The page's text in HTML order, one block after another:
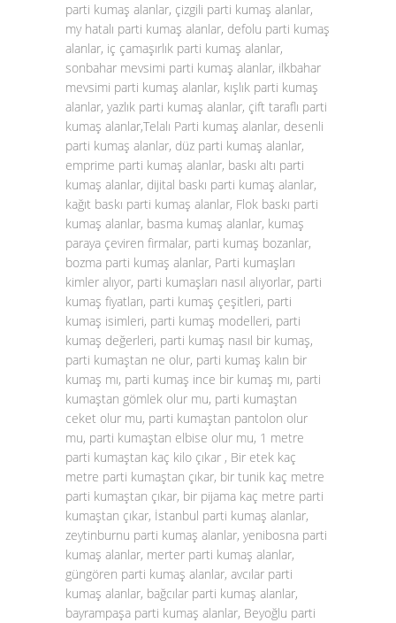
parti kumaş alanlar, çizgili parti kumaş alanlar,
my hatalı parti kumaş alanlar, defolu parti kumaş
alanlar, iç çamaşırlık parti kumaş alanlar,
sonbahar mevsimi parti kumaş alanlar, ilkbahar
mevsimi parti kumaş alanlar, kışlık parti kumaş
alanlar, yazlık parti kumaş alanlar, çift taraflı parti
kumaş alanlar,Telalı Parti kumaş alanlar, desenli
parti kumaş alanlar, düz parti kumaş alanlar,
emprime parti kumaş alanlar, baskı altı parti
kumaş alanlar, dijital baskı parti kumaş alanlar,
kağıt baskı parti kumaş alanlar, Flok baskı parti
kumaş alanlar, basma kumaş alanlar, kumaş
paraya çeviren firmalar, parti kumaş bozanlar,
bozma parti kumaş alanlar, Parti kumaşları
kimler alıyor, parti kumaşları nasıl alıyorlar, parti
kumaş fiyatları, parti kumaş çeşitleri, parti
kumaş isimleri, parti kumaş modelleri, parti
kumaş değerleri, parti kumaş nasıl bir kumaş,
parti kumaştan ne olur, parti kumaş kalın bir
kumaş mı, parti kumaş ince bir kumaş mı, parti
kumaştan gömlek olur mu, parti kumaştan
ceket olur mu, parti kumaştan pantolon olur
mu, parti kumaştan elbise olur mu, 1 metre
parti kumaştan kaç kilo çıkar , Bir etek kaç
metre parti kumaştan çıkar, bir tunik kaç metre
parti kumaştan çıkar, bir pijama kaç metre parti
kumaştan çıkar, İstanbul parti kumaş alanlar,
zeytinburnu parti kumaş alanlar, yenibosna parti
kumaş alanlar, merter parti kumaş alanlar,
güngören parti kumaş alanlar, avcılar parti
kumaş alanlar, bağcılar parti kumaş alanlar,
bayrampaşa parti kumaş alanlar, Beyoğlu parti